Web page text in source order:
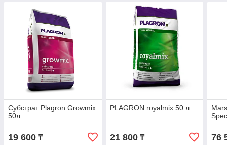
Субстрат Plagron Growmix
50л.
19 600 ₸
PLAGRON royalmix 50 л
21 800₸ 76